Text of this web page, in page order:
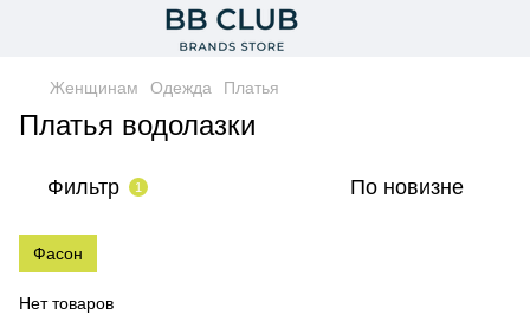
Женщинам Одежда Платья
Платья водолазки
Фильтр 1 По новизне
Фасон
Нет товаров